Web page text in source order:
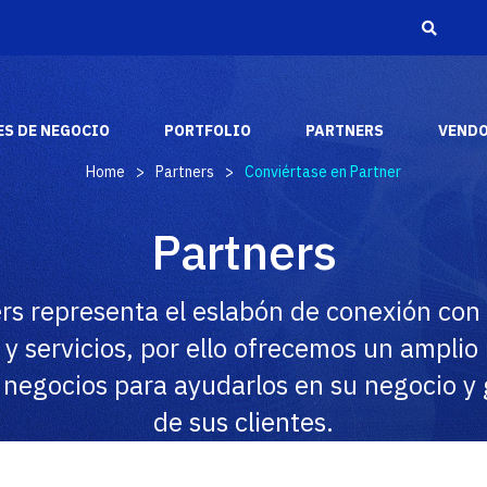
DE NEGOCIO
Adistec Media &
Entertainment
Adistec Media & Entertainment Business Unit
aporta nuestras capacidades comerciales y
tecnológicas para brindar soluciones de audio y
video a nuestros socios en todo el continente
americano.
SABER MAS
PORTFOLIO PARTNERS
A través de los años, hemos recibido varios
reconocimientos y premios de la industria de
los fabricantes más respetados del mercado.
SABER MÁS
Home > Partners > Conviértase en Partner
Partners
representa el eslabón de conexión
servicios, por ello ofrecemos un
para ayudarlos en su negocio
de sus clientes.